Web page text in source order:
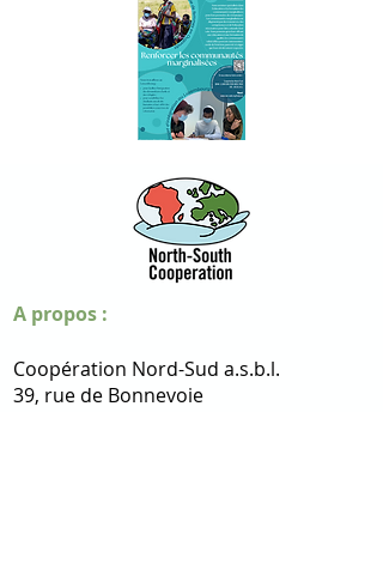
A propos :
Coopération Nord-Sud a.s.b.l.
​39, rue de Bonnevoie